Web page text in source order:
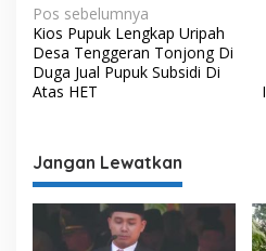
N
a
v
i
a
s
i
Pos sebelumnya
Kios Pupuk Lengkap Uripah
Desa Tenggeran Tonjong Di
Duga Jual Pupuk Subsidi Di
Atas HET
Jangan Lewatkan